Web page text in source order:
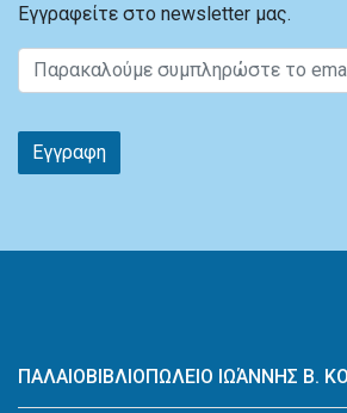
Εγγραφείτε στο newsletter μας.
Εγγραφη
ΠΑΛΑΙΟΒΙΒΛΙΟΠΩΛΕΙΟ ΙΩΆΝΝΗΣ Β.